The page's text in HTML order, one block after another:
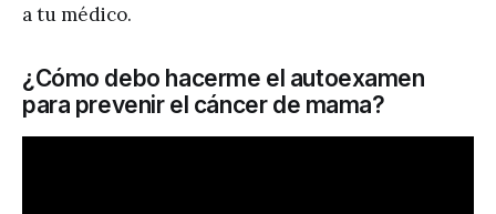
a tu médico.
¿Cómo debo hacerme el autoexamen
para prevenir el cáncer de mama?